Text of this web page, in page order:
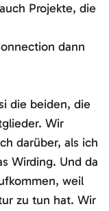
Projekte, die
dann
die beiden, die
Wir
darüber, als ich
Wirding. Und da
weil
zu tun hat. Wir